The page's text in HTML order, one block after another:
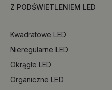
Z PODŚWIETLENIEM LED
Kwadratowe LED
Nieregularne LED
Okrągłe LED
Organiczne LED